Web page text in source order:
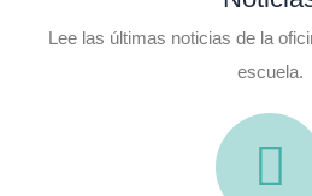
Lee las últimas noticias de la
escuela.